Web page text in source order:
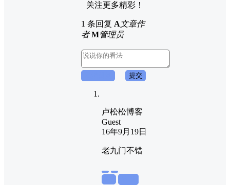
关注更多精彩！
1 条回复 A文章作
者 M管理员
提交
卢松松博客
Guest
16年9月19日
老九门不错